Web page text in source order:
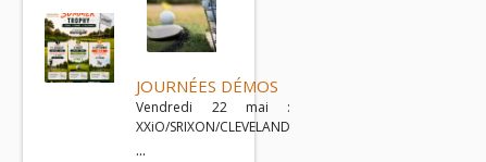
JOURNÉES DÉMOS
Vendredi 22 mai :
XXiO/SRIXON/CLEVELAND
...